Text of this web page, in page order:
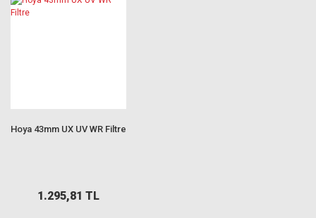
Hoya 43mm UX UV WR Filtre
1.295,81 TL